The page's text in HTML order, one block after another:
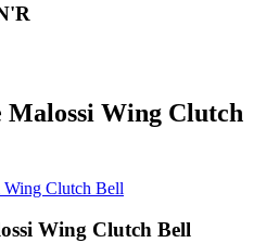
Malossi Wing Clutch
Wing Clutch Bell